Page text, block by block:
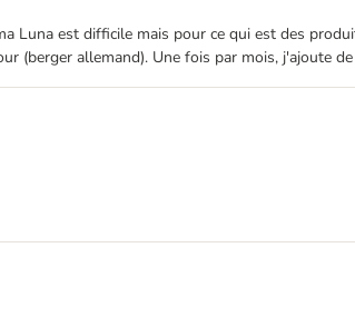
Luna est difficile mais pour ce qui est des
(berger allemand). Une fois par mois, j'ajoute